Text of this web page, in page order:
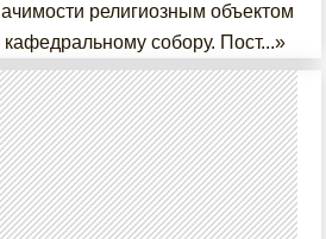
религиозным объектом
кафедральному собору. Пост...»